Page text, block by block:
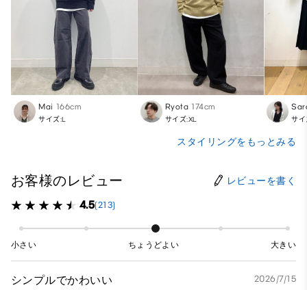
Mai 166cm
サイズ:L
Ryota 174cm
サイズ:XL サイ
スタイリングをもっとみる
お客様のレビュー レビューを書く
4.5(213)
小さい ちょうどよい 大きい
シンプルでかわいい 2026/7/15